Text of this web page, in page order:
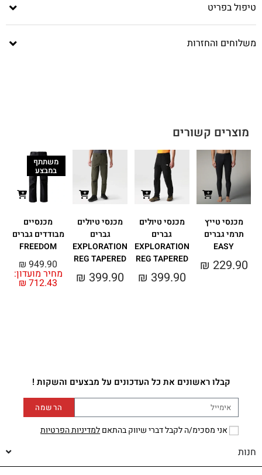
טיפול בפריט
משלוחים והחזרות
מוצרים קשורים
מכנסי טייץ
תרמי גברים
EASY
₪ 229.90
מכנסי טיולים
גברים
EXPLORATION
REG TAPERED
₪ 399.90
מכנסי טיולים
גברים
EXPLORATION
REG TAPERED
₪ 399.90
משתתף
במבצע
מכנסיים
מבודדים גברים
FREEDOM
מחיר מועדון:
₪ 712.43
₪ 949.90
קבלו ראשונים את כל העדכונים על מבצעים והשקות !
אני מסכימ/ה לקבל דברי שיווק בהתאםלמדיניות הפרטיות
הרשמה
חנות